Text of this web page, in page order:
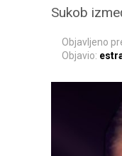
Sukob
Objavljeno
Objavio: